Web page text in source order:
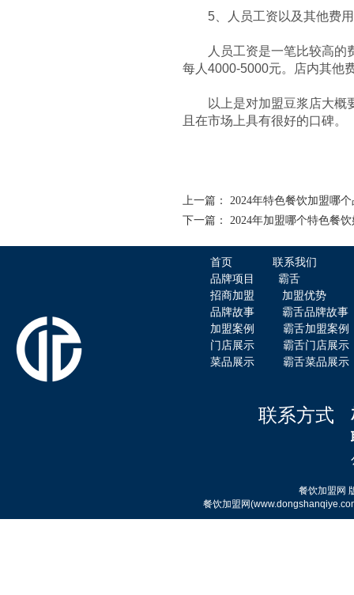
5、人员工资以及其他费用
人员工资是一笔比较高的费
每人4000-5000元。店内其他
以上是对加盟豆浆店大概
且在市场上具有很好的口碑。
上一篇： 2024年特色餐饮加盟哪
下一篇： 2024年加盟哪个特色餐饮
霸舌酸汤肥牛粉
霸舌原汤牛肉丸米粉
餐饮加盟网
餐饮加盟网
联系方式
首页
联系我们
品牌项目
霸舌
招商加盟
加盟优势
品牌故事
霸舌品牌故事
加盟案例
霸舌加盟案例
门店展示
霸舌门店展示
菜品展示
霸舌菜品展示